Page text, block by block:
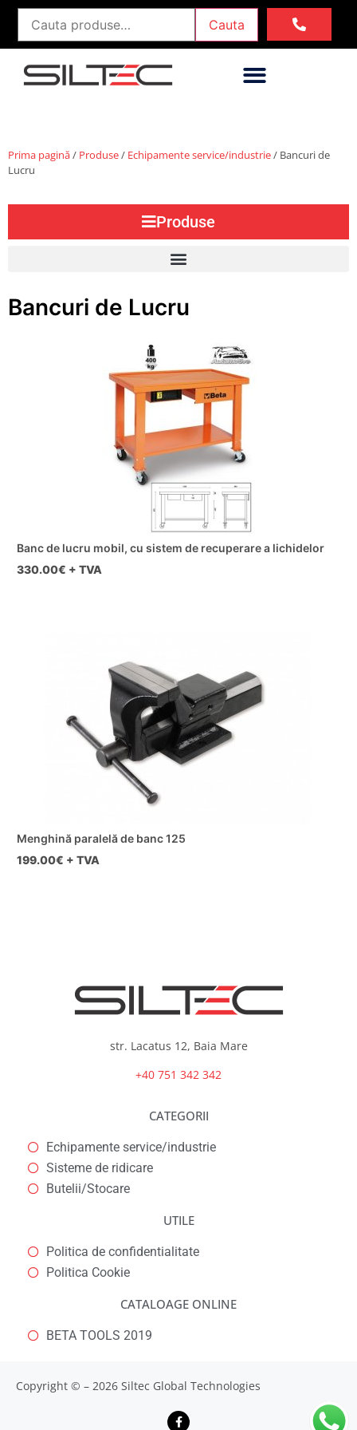
Cauta
Prima pagină/ Produse/ Echipamente service/industrie/ Bancuri de
Lucru
Produse
Bancuri de Lucru
Banc de lucru mobil, cu sistem de recuperare a lichidelor
330.00€ + TVA
Menghină paralelă de banc 125
199.00€ + TVA
str. Lacatus 12, Baia Mare
+40 751 342 342
CATEGORII
Echipamente service/industrie
Sisteme de ridicare
Butelii/Stocare
UTILE
Politica de confidentialitate
Politica Cookie
CATALOAGE ONLINE
BETA TOOLS 2019
Copyright © – 2026 Siltec Global Technologies